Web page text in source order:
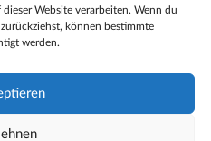
Website verarbeiten. Wenn du
können bestimmte
werden.
Leben verantwortlich zu
und zu handeln.
Kirche in Bonn